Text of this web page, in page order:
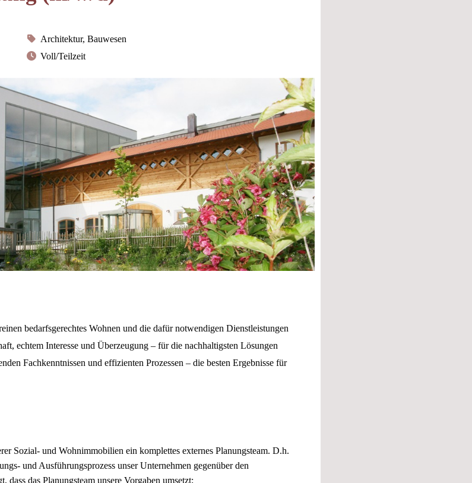
Architektur, Bauwesen
Voll/Teilzeit
bedarfsgerechtes Wohnen und die dafür notwendigen Dienstleistungen
echtem Interesse und Überzeugung – für die nachhaltigsten Lösungen
Fachkenntnissen und effizienten Prozessen – die besten Ergebnisse für
Sozial- und Wohnimmobilien ein komplettes externes Planungsteam. D.h.
und Ausführungsprozess unser Unternehmen gegenüber den
dass das Planungsteam unsere Vorgaben umsetzt: